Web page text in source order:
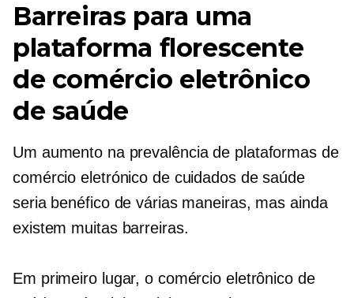
Barreiras para uma
plataforma florescente
de comércio eletrônico
de saúde
Um aumento na prevalência de plataformas de
comércio eletrónico de cuidados de saúde
seria benéfico de várias maneiras, mas ainda
existem muitas barreiras.
Em primeiro lugar, o comércio eletrônico de